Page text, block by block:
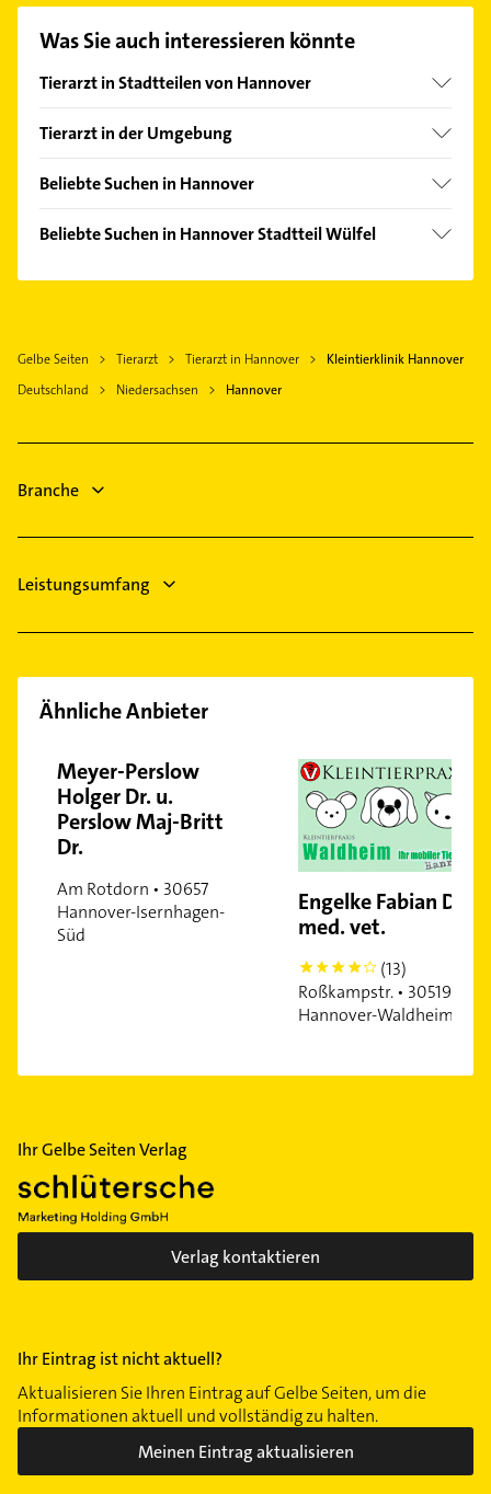
finden Sie alleKontaktdaten.
Was Sie auch interessieren könnte
Tierarzt in Stadtteilen von Hannover
Ahlem
Bemerode
Groß Buchholz
Heideviertel
Limmer
List
Südstadt
Wülferode
Zoo
Tierarzt in der Umgebung
Laatzen
Ronnenberg
Langenhagen
Sehnde
Seelze
Beliebte Suchen in Hannover
Lackiererei
Gartenbau & Landschaftsbau
Lüftungsanlagen
Heizungsfirmen
Beliebte Suchen in Hannover Stadtteil Wülfel
Elektro Reparatur
Maler
Immobilien
Gelbe Seiten Tierarzt Tierarzt in Hannover
Kleintierklinik Hannover
Deutschland
Niedersachsen Hannover
Branche
Leistungsumfang
Ähnliche Anbieter
Meyer-Perslow
Holger Dr. u.
Perslow Maj-Britt
Dr.
Am Rotdorn • 30657
Hannover-Isernhagen-
Süd
Engelke Fabian Dr.
med. vet.
4
(13)
Roßkampstr. • 30519
Hannover-Waldheim
Ihr Gelbe Seiten Verlag
Verlag kontaktieren
Ihr Eintrag ist nicht aktuell?
Aktualisieren Sie Ihren Eintrag auf Gelbe Seiten, um die
Informationen aktuell und vollständig zu halten.
Meinen Eintrag aktualisieren